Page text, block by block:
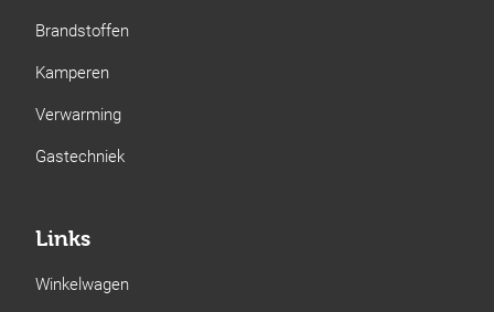
Brandstoffen
Kamperen
Verwarming
Gastechniek
Links
Winkelwagen